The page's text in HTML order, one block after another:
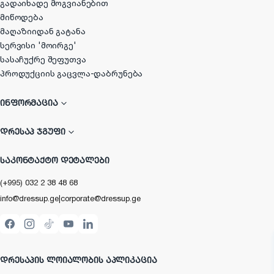
გადაიხადე მოგვიანებით
მიწოდება
მაღაზიიდან გატანა
სერვისი 'მოირგე'
სასაჩუქრე შეფუთვა
პროდუქციის გაცვლა-დაბრუნება
ᲘᲜᲤᲝᲠᲛᲐᲪᲘᲐ
ᲓᲠᲔᲡᲐᲞ ᲯᲒᲣᲤᲘ
ᲡᲐᲙᲝᲜᲢᲐᲥᲢᲝ ᲓᲔᲢᲐᲚᲔᲑᲘ
(+995) 032 2 38 48 68
info@dressup.ge|corporate@dressup.ge
ᲓᲠᲔᲡᲐᲞᲘᲡ ᲚᲝᲘᲐᲚᲝᲑᲘᲡ ᲐᲞᲚᲘᲙᲐᲪᲘᲐ